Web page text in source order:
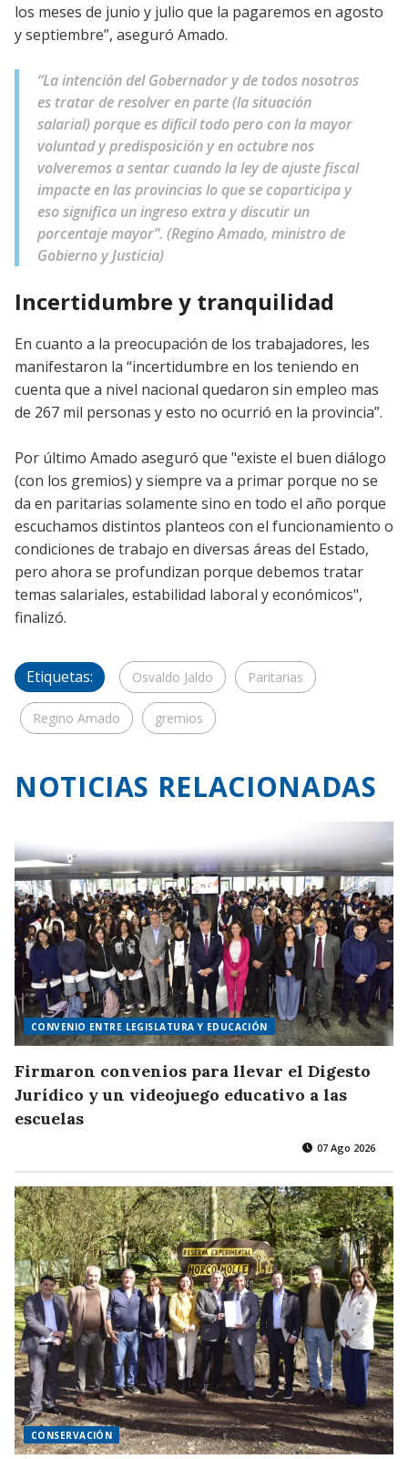
los meses de junio y julio que la pagaremos en agosto
y septiembre”, aseguró Amado.
“La intención del Gobernador y de todos nosotros
es tratar de resolver en parte (la situación
salarial) porque es difícil todo pero con la mayor
voluntad y predisposición y en octubre nos
volveremos a sentar cuando la ley de ajuste fiscal
impacte en las provincias lo que se coparticipa y
eso significa un ingreso extra y discutir un
porcentaje mayor”. (Regino Amado, ministro de
Gobierno y Justicia)
Incertidumbre y tranquilidad
En cuanto a la preocupación de los trabajadores, les
manifestaron la “incertidumbre en los teniendo en
cuenta que a nivel nacional quedaron sin empleo mas
de 267 mil personas y esto no ocurrió en la provincia”.
Por último Amado aseguró que "existe el buen diálogo
(con los gremios) y siempre va a primar porque no se
da en paritarias solamente sino en todo el año porque
escuchamos distintos planteos con el funcionamiento o
condiciones de trabajo en diversas áreas del Estado,
pero ahora se profundizan porque debemos tratar
temas salariales, estabilidad laboral y económicos",
finalizó.
Etiquetas: Osvaldo Jaldo Paritarias
Regino Amado gremios
NOTICIAS RELACIONADAS
CONVENIO ENTRE LEGISLATURA Y EDUCACIÓN
Firmaron convenios para llevar el Digesto
Jurídico y un videojuego educativo a las
escuelas
07 Ago 2026
CONSERVACIÓN